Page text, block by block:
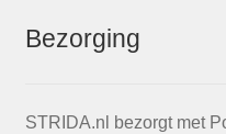
Bezorging
STRIDA.nl bezorgt met